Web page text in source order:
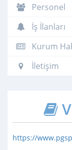
Personel
İş İlanları
Kurum
İletişim
https://